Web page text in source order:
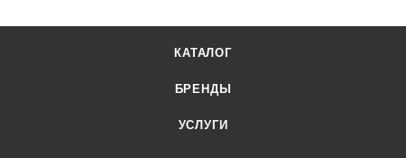
КАТАЛОГ
БРЕНДЫ
УСЛУГИ